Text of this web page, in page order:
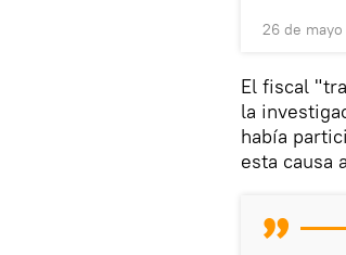
26 de mayo
El fiscal
la
había
esta causa